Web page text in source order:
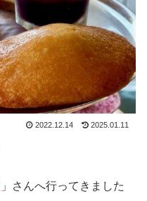
2022.12.14 2025.01.11
」さんへ行ってきました